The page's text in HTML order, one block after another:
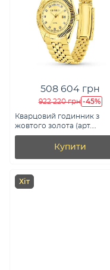
508 604 грн
922 220 грн -45%
Кварцовий годинник з
жовтого золота (арт.
260249жж)
Купити
Хіт